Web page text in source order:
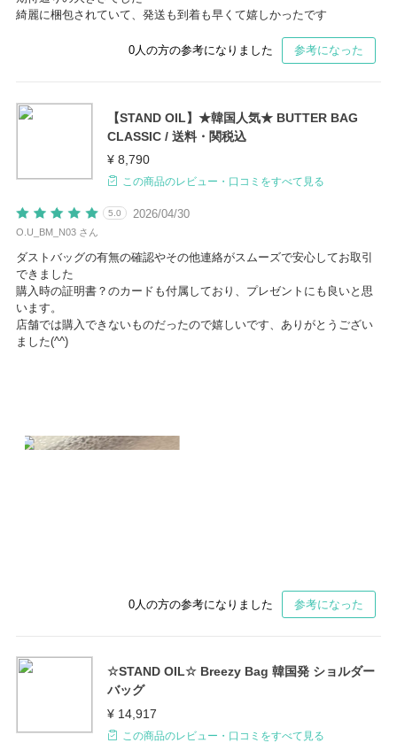
綺麗に梱包されていて、発送も到着も早くて嬉しかったです
0 人の方の参考になりました 参考になった
【STAND OIL】★韓国人気★ BUTTER BAG
CLASSIC / 送料・関税込
¥ 8,790
この商品のレビュー・口コミをすべて見る
2026/04/30
5.0
O.U_BM_N03 さん
ダストバッグの有無の確認やその他連絡がスムーズで安心してお取引
できました
購入時の証明書？のカードも付属しており、プレゼントにも良いと思
います。
店舗では購入できないものだったので嬉しいです、ありがとうござい
ました(^^)
0 人の方の参考になりました 参考になった
☆STAND OIL☆ Breezy Bag 韓国発 ショルダー
バッグ
¥ 14,917
この商品のレビュー・口コミをすべて見る